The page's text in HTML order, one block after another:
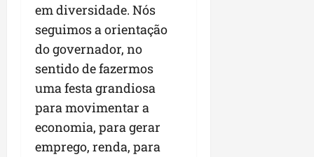
em diversidade. Nós
seguimos a orientação
do governador, no
sentido de fazermos
uma festa grandiosa
para movimentar a
economia, para gerar
emprego, renda, para